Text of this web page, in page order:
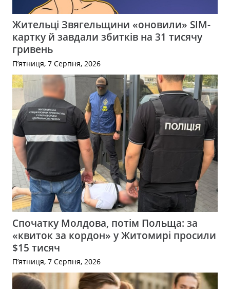
Жительці Звягельщини «оновили» SIM-
картку й завдали збитків на 31 тисячу
гривень
П’ятниця, 7 Серпня, 2026
Спочатку Молдова, потім Польща: за
«квиток за кордон» у Житомирі просили
$15 тисяч
П’ятниця, 7 Серпня, 2026